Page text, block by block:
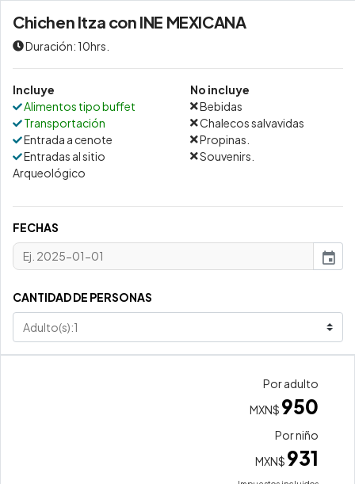
Chichen Itza con INE MEXICANA
Duración: 10hrs.
Incluye
Alimentos tipo buffet
Transportación
Entrada a cenote
Entradas al sitio
Arqueológico
No incluye
Bebidas
Chalecos salvavidas
Propinas.
Souvenirs.
FECHAS
event
CANTIDAD DE PERSONAS
Por adulto
MXN$ 950
Por niño
MXN$ 931